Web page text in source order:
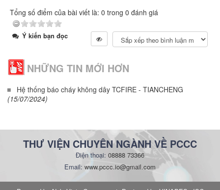
Tổng số điểm của bài viết là: 0 trong 0 đánh giá
Ý kiến bạn đọc
NHỮNG TIN MỚI HƠN
Hệ thống báo cháy không dây TCFIRE - TIANCHENG
(15/07/2024)
THƯ VIỆN CHUYÊN NGÀNH VỀ PCCC
Điện thoại: 08888 73366
Email: www.pccc.io@gmail.com